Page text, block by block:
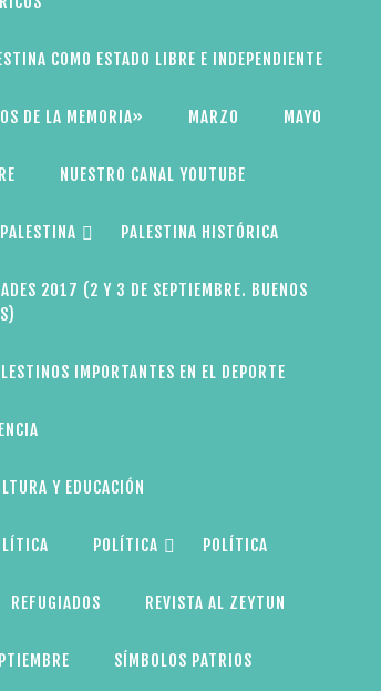
COMO ESTADO LIBRE E INDEPENDIENTE
DE LA MEMORIA» MARZO MAYO
NUESTRO CANAL YOUTUBE
PALESTINA PALESTINA HISTÓRICA
2017 (2 Y 3 DE SEPTIEMBRE. BUENOS
IMPORTANTES EN EL DEPORTE
Y EDUCACIÓN
POLÍTICA POLÍTICA
REFUGIADOS REVISTA AL ZEYTUN
SÍMBOLOS PATRIOS